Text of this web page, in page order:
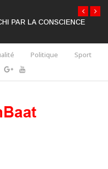
PAR LA CONSCIENCE
Politique Sport